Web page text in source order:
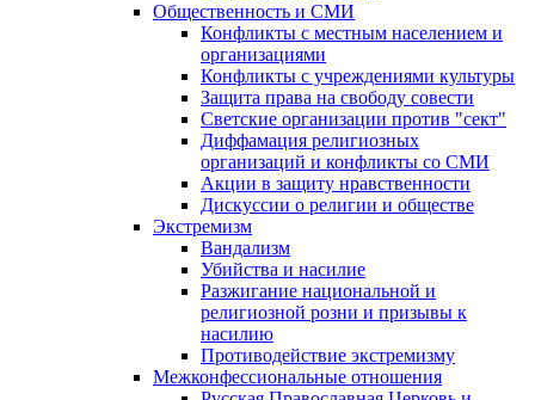
Общественность и СМИ
Конфликты с местным населением и
организациями
Конфликты с учреждениями культуры
Защита права на свободу совести
Светские организации против "сект"
Диффамация религиозных
организаций и конфликты со СМИ
Акции в защиту нравственности
Дискуссии о религии и обществе
Экстремизм
Вандализм
Убийства и насилие
Разжигание национальной и
религиозной розни и призывы к
насилию
Противодействие экстремизму
Межконфессиональные отношения